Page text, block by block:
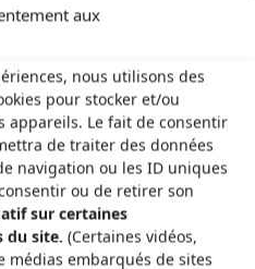
aux
nous utilisons des
pour stocker et/ou
appareils. Le fait de consentir
de traiter des données
navigation ou les ID uniques
ou de retirer son
sur certaines
du site. (Certaines vidéos,
médias embarqués de sites
Yoann Dorion, Loïc
AU GAMOUNET //
// Les stages